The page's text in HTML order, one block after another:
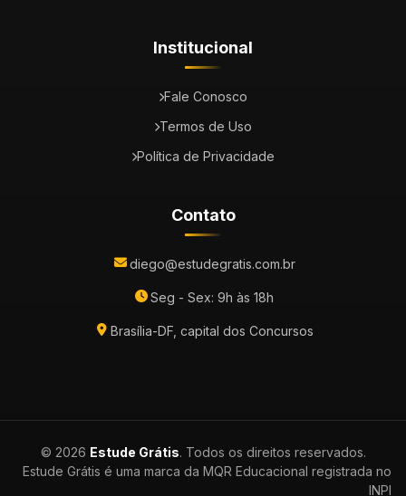
Institucional
Fale Conosco
Termos de Uso
Política de Privacidade
Contato
diego@estudegratis.com.br
Seg - Sex: 9h às 18h
Brasília-DF, capital dos Concursos
© 2026 Estude Grátis. Todos os direitos reservados.
Estude Grátis é uma marca da MQR Educacional registrada no
INPI